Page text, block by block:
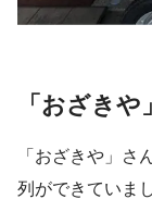
「おざきや
「おざきや」さ
列ができていま